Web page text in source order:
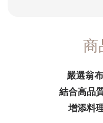
商
嚴選翁
結合高品
增添料